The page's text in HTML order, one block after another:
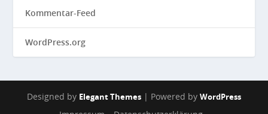
Kommentar-Feed
WordPress.org
Designed by Elegant Themes | Powered by WordPress